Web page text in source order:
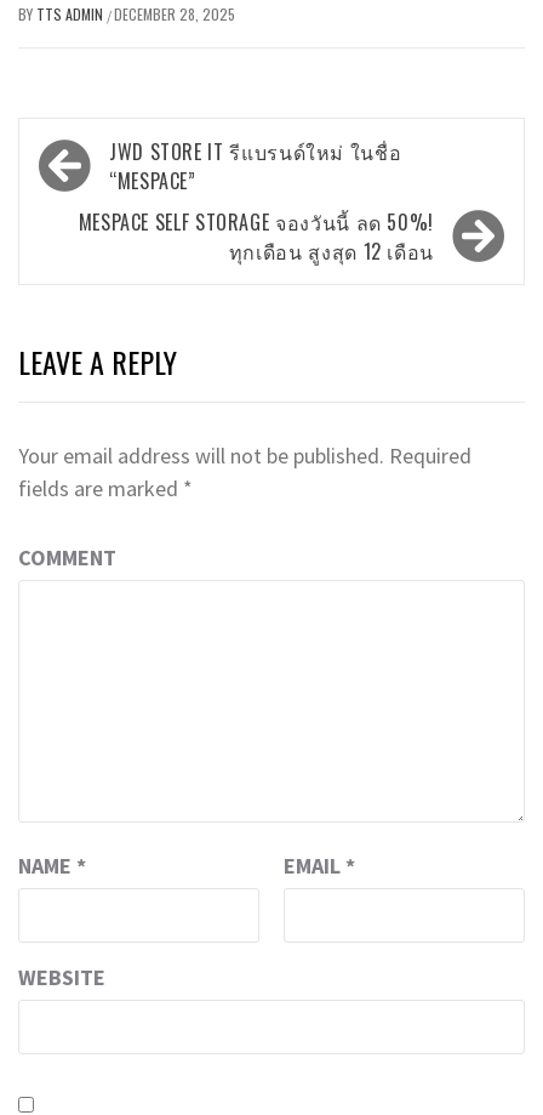
BY TTS ADMIN /DECEMBER 28, 2025
Post
navigation
JWD STORE IT รีแบรนด์ใหม่ ในชื่อ
“MESPACE”
MESPACE SELF STORAGE จองวันนี้ ลด 50%!
ทุกเดือน สูงสุด 12 เดือน
LEAVE A REPLY
Your email address will not be published. Required
fields are marked *
COMMENT
NAME * EMAIL *
WEBSITE